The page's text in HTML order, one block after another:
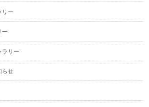
ー
ー
リー
らせ